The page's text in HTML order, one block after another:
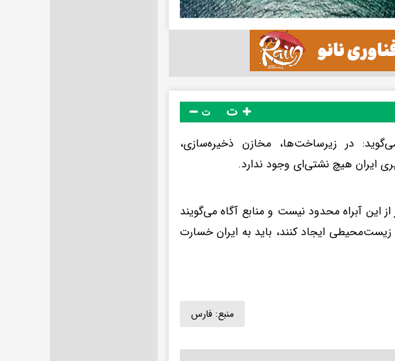
ت
در زیرساخت‌ها، مخازن ذخیره‌سازی،
ایران هیچ نشتی‌ای وجود ندارد.
این آبراه محدود نیست و منابع آگاه می‌گویند
ایجاد کنند، باید به ایران خسارت
منبع: فارس